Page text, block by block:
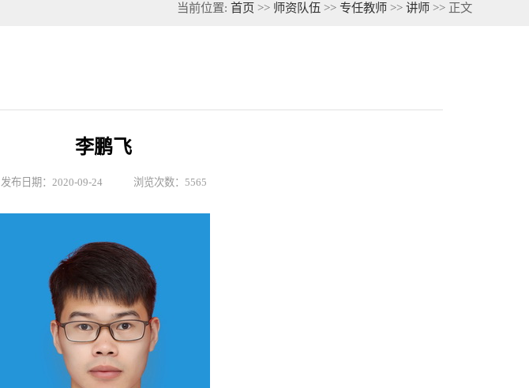
当前位置: 首页 >> 师资队伍 >> 专任教师 >> 讲师 >> 正文
李鹏飞
发布日期：2020-09-24 浏览次数： 5565